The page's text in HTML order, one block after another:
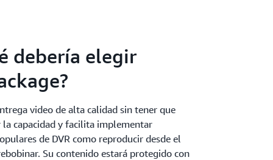
debería elegir
video de alta calidad sin tener que
la capacidad y facilita implementar
de DVR como reproducir desde el
Su contenido estará protegido con